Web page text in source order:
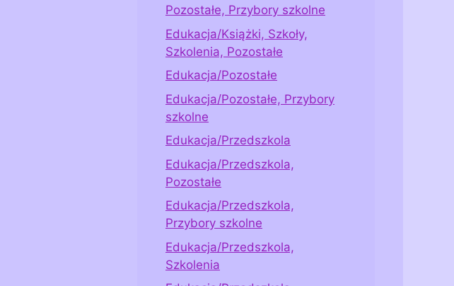
Pozostałe, Przybory szkolne
Edukacja/Książki, Szkoły,
Szkolenia, Pozostałe
Edukacja/Pozostałe
Edukacja/Pozostałe, Przybory
szkolne
Edukacja/Przedszkola
Edukacja/Przedszkola,
Pozostałe
Edukacja/Przedszkola,
Przybory szkolne
Edukacja/Przedszkola,
Szkolenia